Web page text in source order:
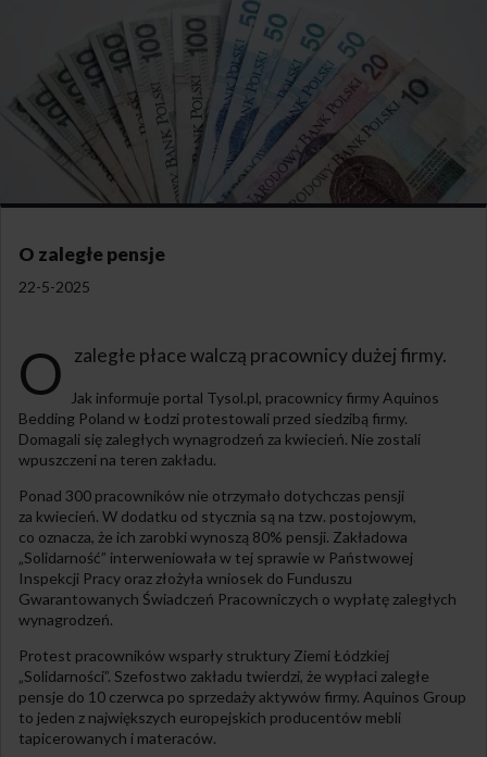
O zaległe pensje
22-5-2025
O zaległe płace walczą pracownicy dużej firmy.
Jak informuje portal Tysol.pl, pracownicy firmy Aquinos
Bedding Poland w Łodzi protestowali przed siedzibą firmy.
Domagali się zaległych wynagrodzeń za kwiecień. Nie zostali
wpuszczeni na teren zakładu.
Ponad 300 pracowników nie otrzymało dotychczas pensji
za kwiecień. W dodatku od stycznia są na tzw. postojowym,
co oznacza, że ich zarobki wynoszą 80% pensji. Zakładowa
„Solidarność” interweniowała w tej sprawie w Państwowej
Inspekcji Pracy oraz złożyła wniosek do Funduszu
Gwarantowanych Świadczeń Pracowniczych o wypłatę zaległych
wynagrodzeń.
Protest pracowników wsparły struktury Ziemi Łódzkiej
„Solidarności”. Szefostwo zakładu twierdzi, że wypłaci zaległe
pensje do 10 czerwca po sprzedaży aktywów firmy. Aquinos Group
to jeden z największych europejskich producentów mebli
tapicerowanych i materaców.